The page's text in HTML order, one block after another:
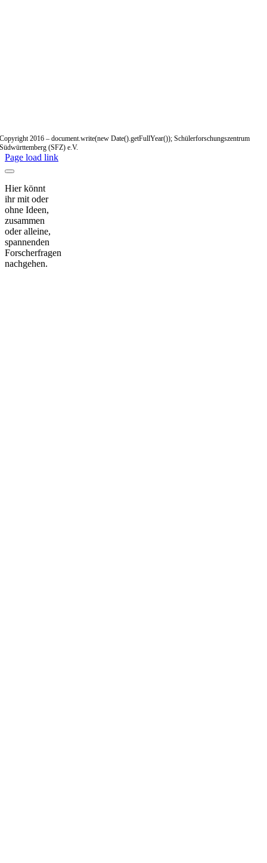
Copyright 2016 – document.write(new Date().getFullYear()); Schülerforschungszentrum
Südwürttemberg (SFZ) e.V.
Page load link
Hier könnt
ihr mit oder
ohne Ideen,
zusammen
oder alleine,
spannenden
Forscherfragen
nachgehen.